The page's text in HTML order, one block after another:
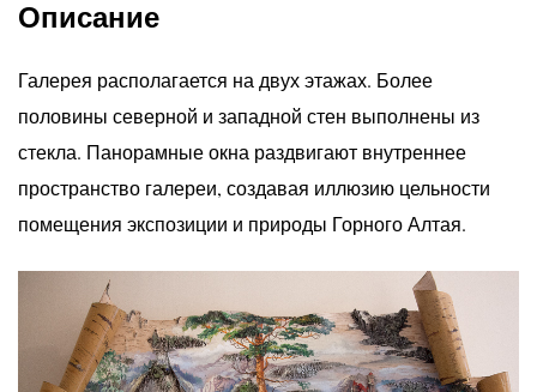
Описание
Галерея располагается на двух этажах. Более
половины северной и западной стен выполнены из
стекла. Панорамные окна раздвигают внутреннее
пространство галереи, создавая иллюзию цельности
помещения экспозиции и природы Горного Алтая.